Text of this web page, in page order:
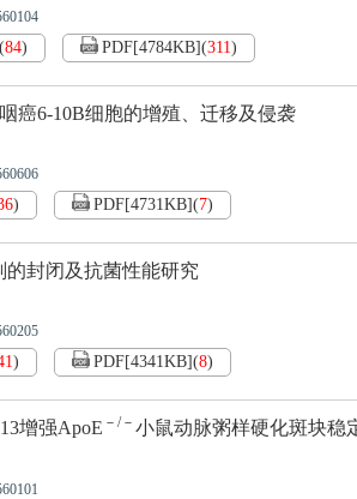
(84) PDF[4784KB](311)
癌6-10B细胞的增殖、迁移及侵袭
) PDF[4731KB](7)
封闭及抗菌性能研究
) PDF[4341KB](8)
增强ApoE －/－ 小鼠动脉粥样硬化斑块稳